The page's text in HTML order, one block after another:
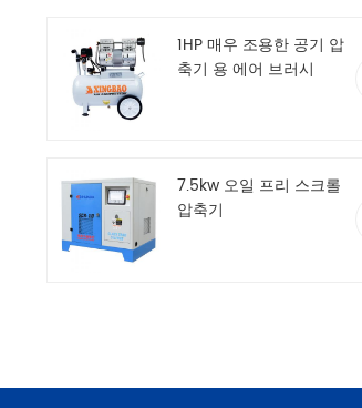
1HP 매우 조용한 공기 압
축기 용 에어 브러시
7.5kw 오일 프리 스크롤
압축기